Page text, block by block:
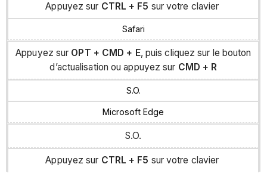
Appuyez sur CTRL + F5 sur votre clavier
Safari
Appuyez sur OPT + CMD + E, puis cliquez sur le bouton
d’actualisation ou appuyez sur CMD + R
S.O.
Microsoft Edge
S.O.
Appuyez sur CTRL + F5 sur votre clavier